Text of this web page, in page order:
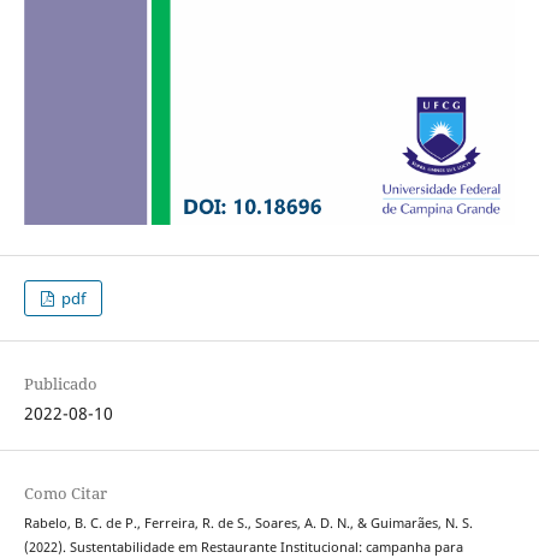
pdf
Publicado
2022-08-10
Como Citar
Rabelo, B. C. de P., Ferreira, R. de S., Soares, A. D. N., & Guimarães, N. S.
(2022). Sustentabilidade em Restaurante Institucional: campanha para